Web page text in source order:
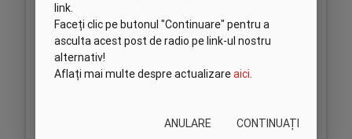
link.
Faceți clic pe butonul "Continuare" pentru a
asculta acest post de radio pe link-ul nostru
alternativ!
Aflați mai multe despre actualizareaici.
ANULARE CONTINUAȚI